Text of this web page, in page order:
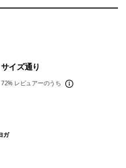
サイズ通り
72% レビュアーのうち
ガ